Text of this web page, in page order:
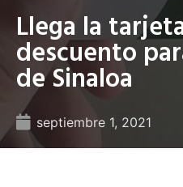
Llega la
descuento
de Sinaloa
septiembre 1, 2021